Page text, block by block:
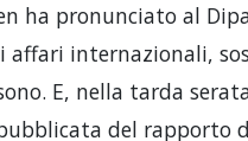
ha pronunciato al
internazionali,
E, nella tarda
del rapporto